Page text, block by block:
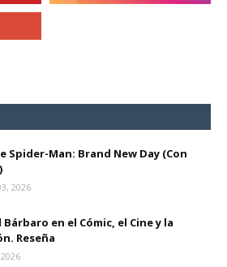
Spider-Man: Brand New Day (Con
2026
Bárbaro en el Cómic, el Cine y la
Reseña